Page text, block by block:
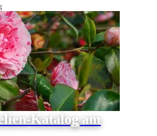
Katalog am